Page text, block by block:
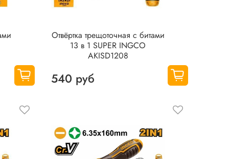
Отвёрткa тpeщоточная с битами
13 в 1 SUPER INGCO
AKISD1208
540 руб